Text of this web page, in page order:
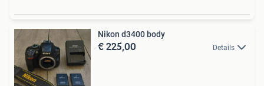
Nikon d3400 body
€ 225,00 Details